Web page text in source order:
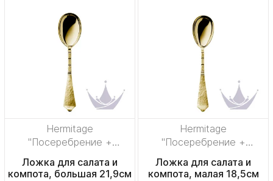
Hermitage
"Посеребрение +
сплошная позолота"
Ложка для салата и
компота, большая 21,9см
Hermitage
"Посеребрение +
сплошная позолота"
Ложка для салата и
компота, малая 18,5см